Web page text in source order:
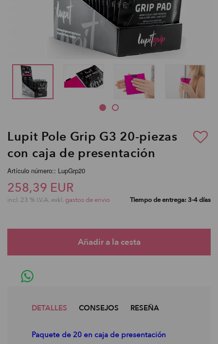
Lupit Pole Grip G3 20-piezas
con caja de presentación
Artículo número:: LupGrp20
258,39 EUR
incl. 23 % I.V.A. exkl. gastos de envio Tiempo de entrega: 3-4 días
DETALLES CONSEJOS RESEÑA
Paquete de 20 en caja de presentación